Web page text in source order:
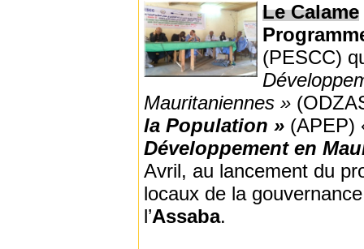
Le Calame
(PESCC)
Mauritaniennes »
la Population » (APEP)
Développement en
Avril, au lancement du
locaux de la
l’Assaba.